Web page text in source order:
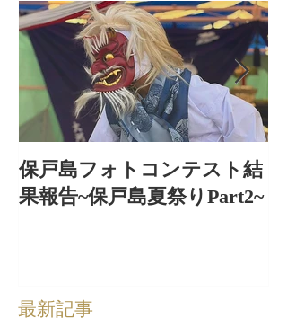
保戸島フォトコンテスト結
果報告~保戸島夏祭りPart2~
最新記事